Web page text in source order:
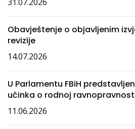
Obavještenje o objavljenim
revizije
14.07.2026
U Parlamentu FBiH
učinka o rodnoj
11.06.2026